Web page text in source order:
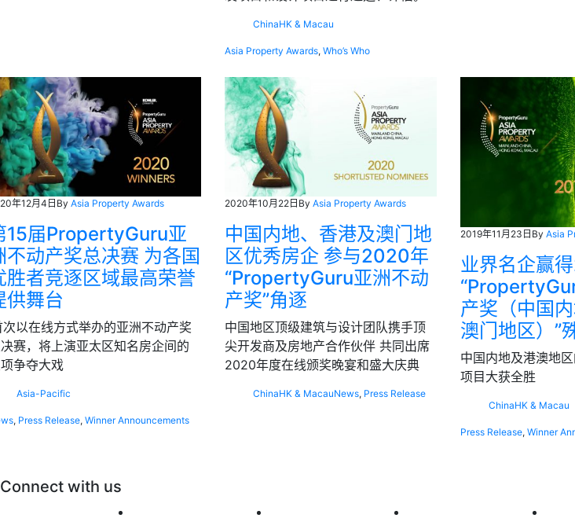
ChinaHK & Macau
Asia Property Awards, Who’s Who
年12月4日 By Asia Property Awards
15届PropertyGuru亚
不动产奖总决赛 为各国
胜者竞逐区域最高荣誉
供舞台
以在线方式举办的亚洲不动产奖
赛，将上演亚太区知名房企间的
争夺大戏
Asia-Pacific
, Press Release, Winner Announcements
2020年10月22日 By Asia Property Awards
中国内地、香港及澳门地
区优秀房企 参与2020年
“PropertyGuru亚洲不动
产奖”角逐
中国地区顶级建筑与设计团队携手顶
尖开发商及房地产合作伙伴 共同出席
2020年度在线颁奖晚宴和盛大庆典
ChinaHK & MacauNews, Press Release
2019年11月23日 ByAsia
业界名企赢
产奖（中国
澳门地区）”
中国内地及港澳地
项目大获全胜
ChinaHK & Macau
Press Release,Winner
Connect with us